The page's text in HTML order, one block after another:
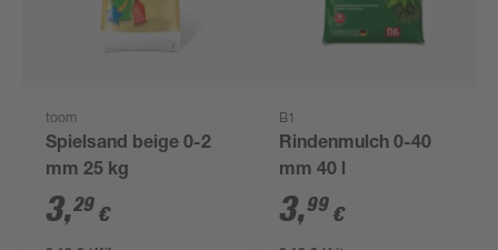
toom
Spielsand beige 0-2
mm 25 kg
3,29 €
B1
Rindenmulch 0-40
mm 40 l
3,99 €